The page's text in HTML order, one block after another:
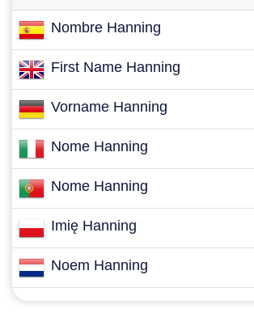
Nombre Hanning
First Name Hanning
Vorname Hanning
Nome Hanning
Nome Hanning
Imię Hanning
Noem Hanning